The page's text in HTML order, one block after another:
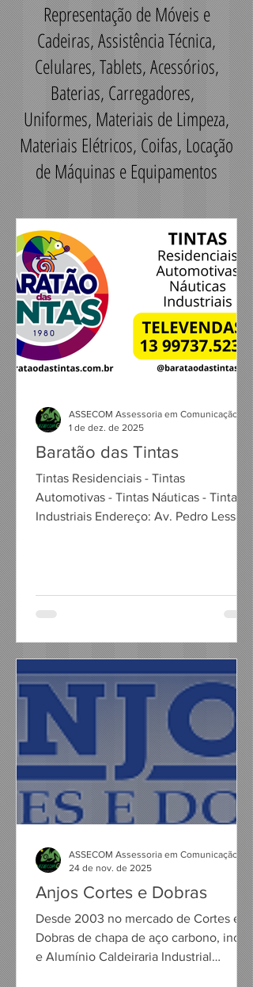
Representação de Móveis e
Cadeiras, Assistência Técnica,
Celulares, Tablets, Acessórios,
Baterias, Carregadores,
Uniformes, Materiais de Limpeza,
Materiais Elétricos, Coifas, Locação
de Máquinas e Equipamentos
Baratão das Tintas
Tintas Residenciais - Tintas
Automotivas - Tintas Náuticas - Tintas
Industriais Endereço: Av. Pedro Lessa,
@barataodastintas Contato: Marcus
ASSECOM Assessoria em Comunicação
1 de dez. de 2025
Anjos Cortes e Dobras
Desde 2003 no mercado de Cortes e
Dobras de chapa de aço carbono, inox
e Alumínio Caldeiraria Industrial
Calandragem Corte e dobra de chapas
ASSECOM Assessoria em Comunicação
24 de nov. de 2025